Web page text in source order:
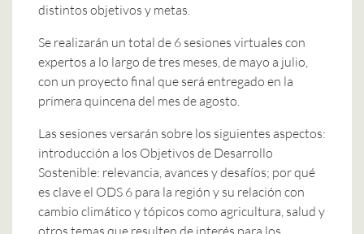
distintos objetivos y metas.
Se realizarán un total de 6 sesiones virtuales con
expertos a lo largo de tres meses, de mayo a julio,
con un proyecto final que será entregado en la
primera quincena del mes de agosto.
Las sesiones versarán sobre los siguientes aspectos:
introducción a los Objetivos de Desarrollo
Sostenible: relevancia, avances y desafíos; por qué
es clave el ODS 6 para la región y su relación con
cambio climático y tópicos como agricultura, salud y
otros temas que resulten de interés para los